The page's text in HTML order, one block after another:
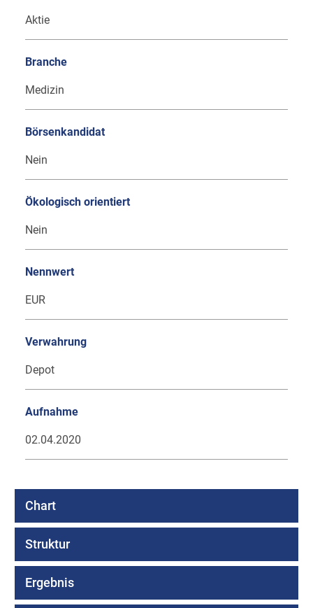
Aktie
Branche
Medizin
Börsenkandidat
Nein
Ökologisch orientiert
Nein
Nennwert
EUR
Verwahrung
Depot
Aufnahme
02.04.2020
Chart
Struktur
Ergebnis